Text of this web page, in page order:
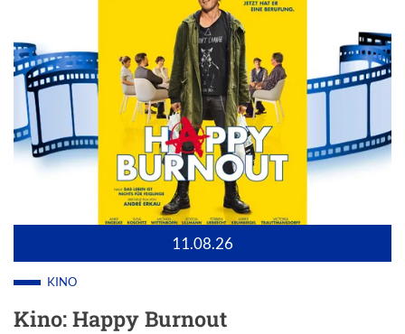
11.08.26
KINO
Kino: Happy Burnout